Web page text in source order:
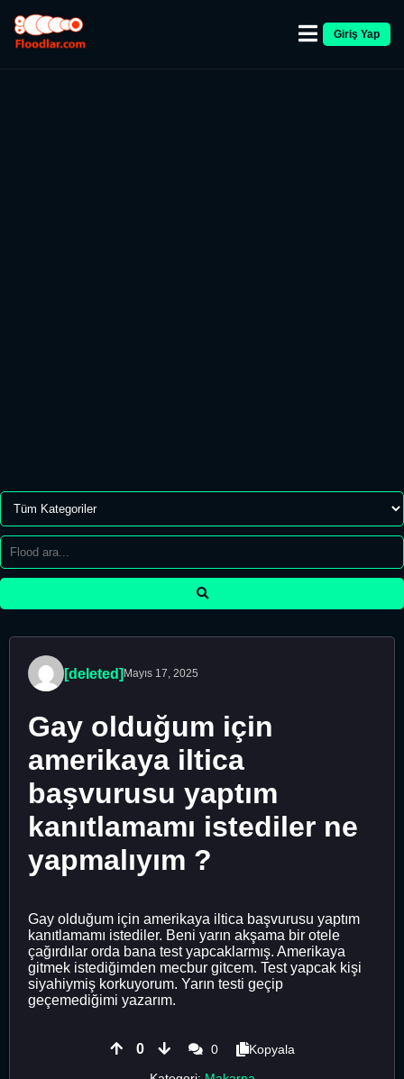
Giriş Yap
[deleted] Mayıs 17, 2025
Gay olduğum için
amerikaya iltica
başvurusu yaptım
kanıtlamamı istediler ne
yapmalıyım ?
Gay olduğum için amerikaya iltica başvurusu yaptım
kanıtlamamı istediler. Beni yarın akşama bir otele
çağırdılar orda bana test yapcaklarmış. Amerikaya
gitmek istediğimden mecbur gitcem. Test yapcak kişi
siyahiymiş korkuyorum. Yarın testi geçip
geçemediğimi yazarım.
0 0
Kopyala